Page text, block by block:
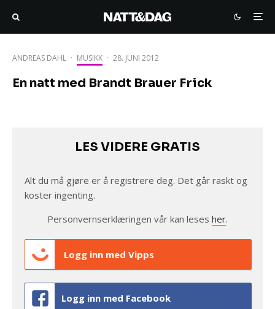
ANDREAS DAHL · MUSIKK · 28. JUNI 2012
En natt med Brandt Brauer Frick
LES VIDERE GRATIS
Alt du må gjøre er å registrere deg. Det går raskt og
koster ingenting.
Personvernserklæringen vår kan leses her.
Logg inn med Vipps
Logg inn med Facebook